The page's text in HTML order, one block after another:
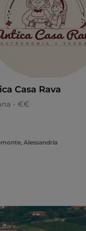
Casa Rava
- €€
Alessandria